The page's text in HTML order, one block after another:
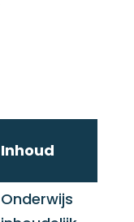
Inhoud
Onderwijs